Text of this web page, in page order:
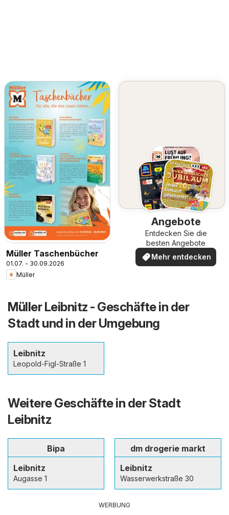
Müller Taschenbücher
01.07. - 30.09.2026
Müller
Angebote
Entdecken Sie die
besten Angebote
Mehr entdecken
Müller Leibnitz - Geschäfte in der
Stadt und in der Umgebung
Leibnitz
Leopold-Figl-Straße 1
Weitere Geschäfte in der Stadt
Leibnitz
Bipa
Leibnitz
Augasse 1
dm drogerie markt
Leibnitz
Wasserwerkstraße 30
WERBUNG